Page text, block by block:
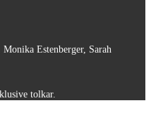
Estenberger, Sarah
tolkar.